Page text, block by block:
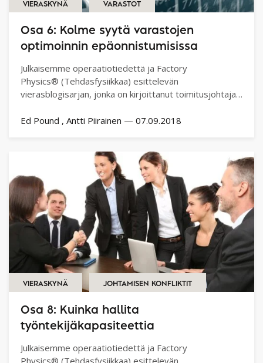
VIERASKYNÄ VARASTOT
Osa 6: Kolme syytä varastojen
optimoinnin epäonnistumisissa
Julkaisemme operaatiotiedettä ja Factory
Physics® (Tehdasfysiikkaa) esittelevän
vierasblogisarjan, jonka on kirjoittanut toimitusjohtaja
Ed Pound
Antti Piirainen — 07.09.2018
VIERASKYNÄ JOHTAMISEN KONFLIKTIT
Osa 8: Kuinka hallita
työntekijäkapasiteettia
Julkaisemme operaatiotiedettä ja Factory